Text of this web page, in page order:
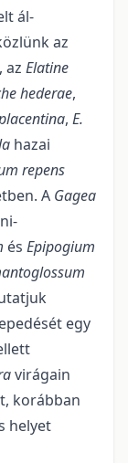
ál­
az
, az Elatine
hederae,
, E.
hazai
repens
A Gagea
és Epipogium
egy
virágain
koráb­ban
helyet